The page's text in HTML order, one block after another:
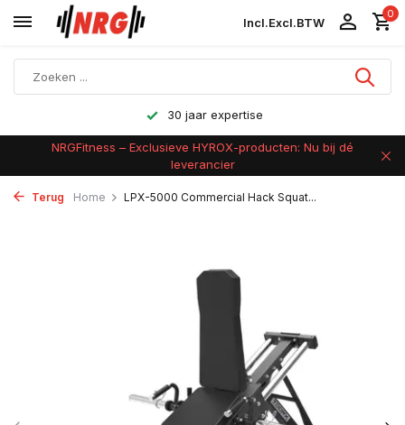
Incl.Excl.BTW
0
Achteraf betalen
NRGFitness – Exclusieve HYROX-producten: Nu bij dé
leverancier
Terug Home LPX-5000 Commercial Hack Squat...